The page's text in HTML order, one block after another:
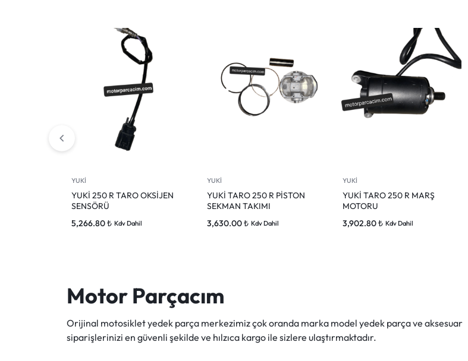
YUKİ
YUKİ 250 R TARO OKSİJEN
SENSÖRÜ
5,266.80₺ Kdv Dahil
YUKİ
YUKİ TARO 250 R PİSTON
SEKMAN TAKIMI
3,630.00₺ Kdv Dahil
YUKİ
YUKİ TARO 250 R MARŞ
MOTORU
3,902.80₺ Kdv Dahil
Motor Parçacım
Orijinal motosiklet yedek parça merkezimiz çok oranda marka model yedek parça ve aksesuar
siparişlerinizi en güvenli şekilde ve hılzıca kargo ile sizlere ulaştırmaktadır.